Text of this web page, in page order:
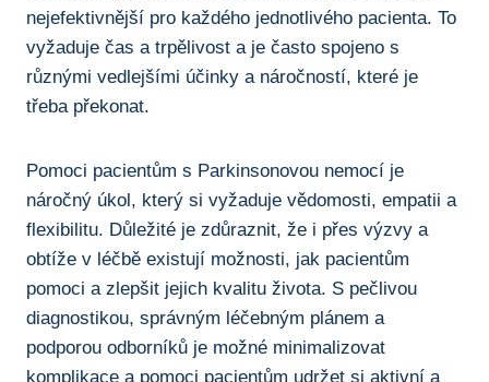
nejefektivnější‌ pro každého jednotlivého⁢ pacienta. ⁢To
vyžaduje čas a trpělivost a je často spojeno s
různými vedlejšími‌ účinky a náročností, které‌ je
⁤třeba překonat.
Pomoci pacientům s Parkinsonovou⁢ nemocí​ je
‌náročný⁤ úkol, ⁢který si vyžaduje ‍vědomosti, empatii a‍
flexibilitu. Důležité‍ je zdůraznit, že ⁣i přes ‍výzvy ​a
obtíže v léčbě existují možnosti,‍ jak pacientům
pomoci a zlepšit ‍jejich kvalitu života. ‌S pečlivou
⁣diagnostikou, správným léčebným⁢ plánem a
podporou odborníků ⁢je⁤ možné minimalizovat
komplikace a pomoci‌ pacientům⁣ udržet si aktivní a